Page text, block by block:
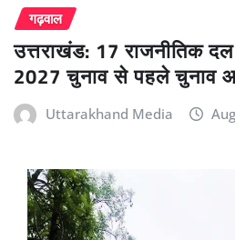
गढ़वाल
उत्तराखंड: 17 राजनीतिक
2027 चुनाव से पहले चुनाव
Uttarakhand Media